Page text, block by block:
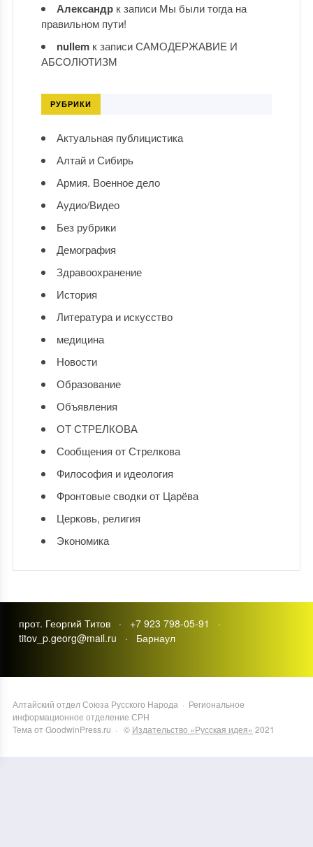
Александрк записи Мы были тогда на
правильном пути!
nullemк записиСАМОДЕРЖАВИЕ И
АБСОЛЮТИЗМ
РУБРИКИ
Актуальная публицистика
Алтай и Сибирь
Армия. Военное дело
Аудио/Видео
Без рубрики
Демография
Здравоохранение
История
Литература и искусство
медицина
Новости
Образование
Объявления
ОТ СТРЕЛКОВА
Сообщения от Стрелкова
Философия и идеология
Фронтовые сводки от Царёва
Церковь, религия
Экономика
прот. Георгий Титов · +7 923 798-05-91 ·
titov_p.georg@mail.ru · Барнаул
Алтайский отдел Союза Русского Народа · Региональное
информационное отделение СРН
Тема от GoodwinPress.ru · © Издательство «Русская идея» 2021